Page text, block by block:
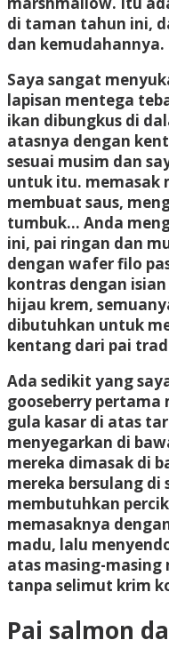
di taman tahun ini,
dan kemudahannya.
Saya sangat
lapisan mentega
ikan dibungkus di
atasnya dengan
sesuai musim dan
untuk itu. memasak
membuat saus,
tumbuk… Anda
ini, pai ringan dan
dengan wafer filo
kontras dengan
hijau krem,
dibutuhkan untuk
kentang dari pai
Ada sedikit yang
gooseberry pertama
gula kasar di atas
menyegarkan di
mereka dimasak di
mereka bersulang di
membutuhkan
memasaknya
madu, lalu
atas masing-masing
tanpa selimut krim
Pai salmon